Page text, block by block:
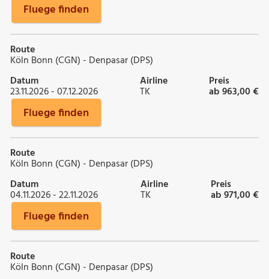
Fluege finden
Route
Köln Bonn (CGN) - Denpasar (DPS)
Datum
23.11.2026 - 07.12.2026
Airline
TK
Preis
ab 963,00 €
Fluege finden
Route
Köln Bonn (CGN) - Denpasar (DPS)
Datum
04.11.2026 - 22.11.2026
Airline
TK
Preis
ab 971,00 €
Fluege finden
Route
Köln Bonn (CGN) - Denpasar (DPS)